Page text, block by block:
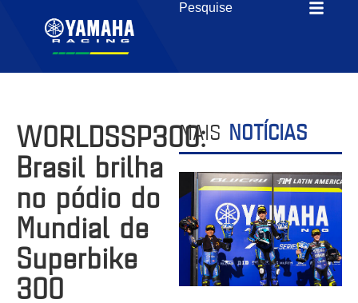
WORLDSSP300:
Brasil brilha
no pódio do
Mundial de
Superbike
300
MAIS NOTÍCIAS